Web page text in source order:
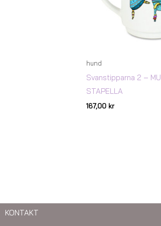
hund
Svanstipparna 2 –
STAPELLA
167,00 kr
KONTAKT